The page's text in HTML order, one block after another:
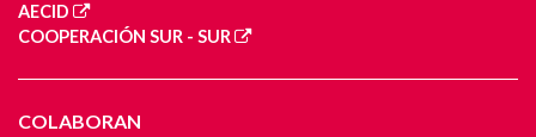
AECID
COOPERACIÓN SUR - SUR
COLABORAN